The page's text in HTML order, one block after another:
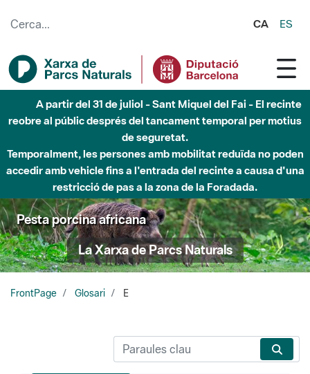
CA ES
A partir del 31 de juliol - Sant Miquel del Fai - El recinte
reobre al públic després del tancament temporal per motius
de seguretat.
Temporalment, les persones amb mobilitat reduïda no poden
accedir amb vehicle fins a l'entrada del recinte a causa d'una
restricció de pas a la zona de la Foradada.
Pesta porcina africana
La Xarxa de Parcs Naturals
FrontPage Glosari E